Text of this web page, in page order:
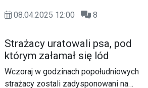
społecznościowych informacjami o
miał miejsce kilka dni temu. Podczas
spaceru z właścicielem suczka
została ugryziona przez żmiję
zygzakowatą. Zwierzę natychmiast
08.04.2025 12:00 8
Strażacy uratowali psa, pod
którym załamał się lód
Wczoraj w godzinach popołudniowych
strażacy zostali zadysponowani na